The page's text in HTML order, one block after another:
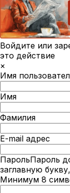
Войдите или
это действие
×
Имя
Имя
Фамилия
E-mail адрес
ПарольПароль
заглавную
Минимум 8